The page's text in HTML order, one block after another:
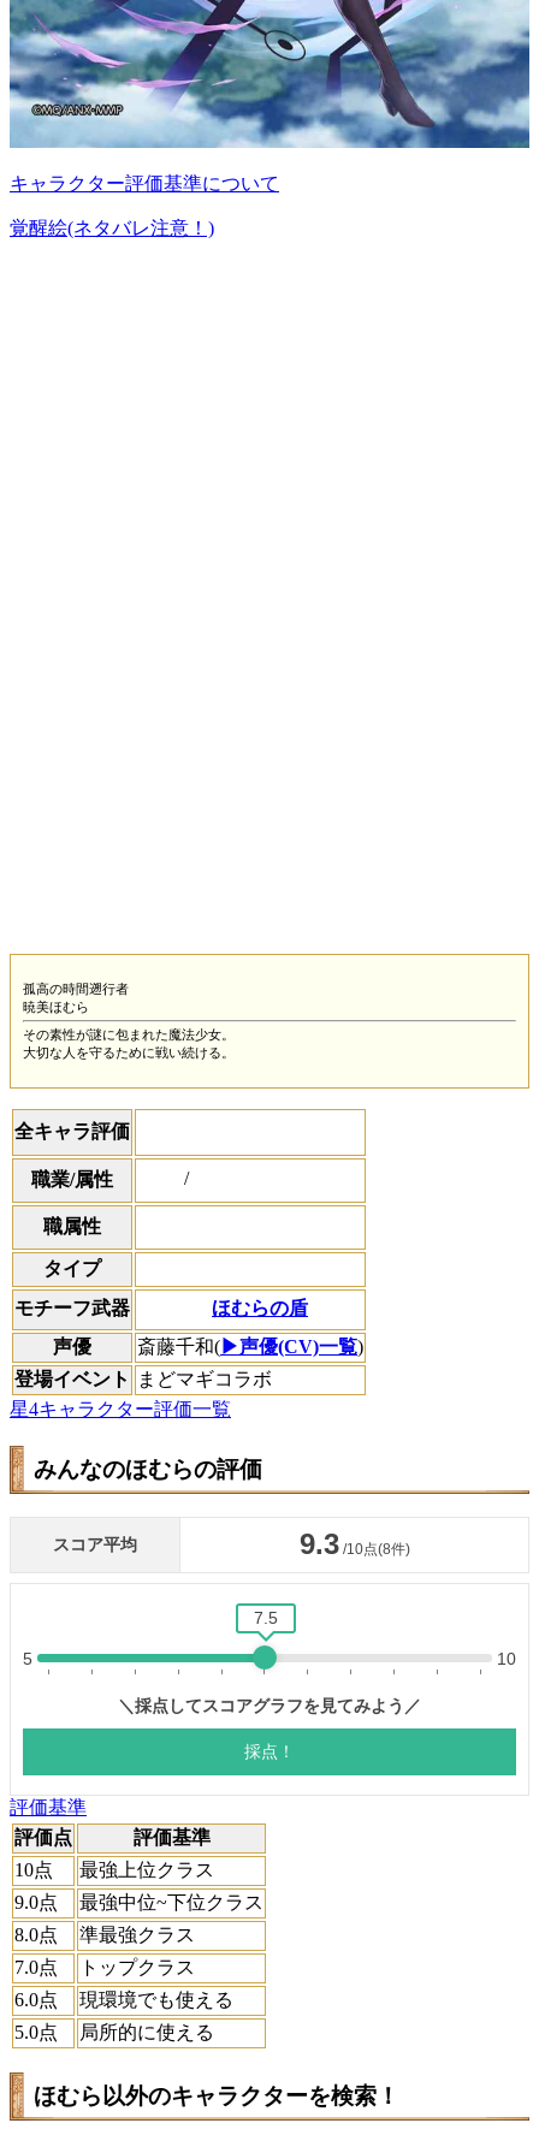
キャラクター評価基準について
覚醒絵(ネタバレ注意！)
孤高の時間遡行者
暁美ほむら
その素性が謎に包まれた魔法少女。
大切な人を守るために戦い続ける。
全キャラ評価
職業/属性 /
職属性
タイプ
モチーフ武器
ほむらの盾
声優
斎藤千和( ▶声優(CV)一覧)
登場イベント
まどマギコラボ
星4キャラクター評価一覧
みんなのほむらの評価
評価基準
評価点
評価基準
10点
最強上位クラス
9.0点
最強中位~下位クラス
8.0点
準最強クラス
7.0点
トップクラス
6.0点
現環境でも使える
5.0点
局所的に使える
ほむら以外のキャラクターを検索！